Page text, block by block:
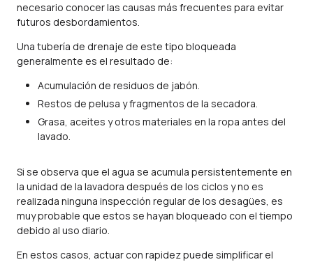
necesario conocer las causas más frecuentes para evitar
futuros desbordamientos.
Una tubería de drenaje de este tipo bloqueada
generalmente es el resultado de:
Acumulación de residuos de jabón.
Restos de pelusa y fragmentos de la secadora.
Grasa, aceites y otros materiales en la ropa antes del
lavado.
Si se observa que el agua se acumula persistentemente en
la unidad de la lavadora después de los ciclos y no es
realizada ninguna inspección regular de los desagües, es
muy probable que estos se hayan bloqueado con el tiempo
debido al uso diario.
En estos casos, actuar con rapidez puede simplificar el